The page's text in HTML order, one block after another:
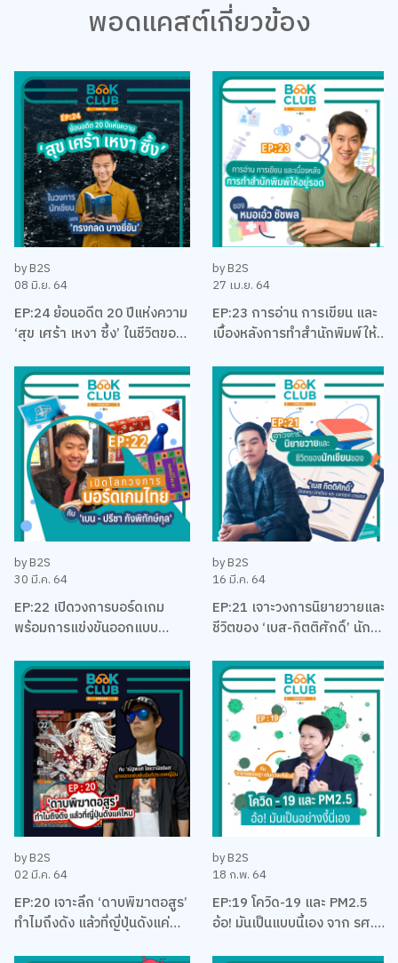
พอดแคสต์เกี่ยวข้อง
by B2S
08 มิ.ย. 64
EP:24 ย้อนอดีต 20 ปีแห่งความ
‘สุข เศร้า เหงา ซึ้ง’ ในชีวิตของ
‘ทรงกลด บางยี่ขัน’
by B2S
27 เม.ย. 64
EP:23 การอ่าน การเขียน และ
เบื้องหลังการทำสำนักพิมพ์ให้
แนะนำ กับหมอเอ้ว ชัชพล
by B2S
30 มี.ค. 64
EP:22 เปิดวงการบอร์ดเกม
พร้อมการแข่งขันออกแบบ
ประเทศไทยกับ เบน – ปรีชา กัง
พิทักษ์กุล
by B2S
16 มี.ค. 64
EP:21 เจาะวงการนิยายวายและ
ชีวิตของ ‘เบส-กิตติศักดิ์’ นัก
บริหาร
by B2S
02 มี.ค. 64
EP:20 เจาะลึก ‘ดาบพิฆาตอสูร’
ทำไมถึงดัง แล้วที่ญี่ปุ่นดังแค่
by B2S
18 ก.พ. 64
EP:19 โควิด-19 และ PM2.5
อ้อ! มันเป็นแบบนี้เอง จาก รศ.